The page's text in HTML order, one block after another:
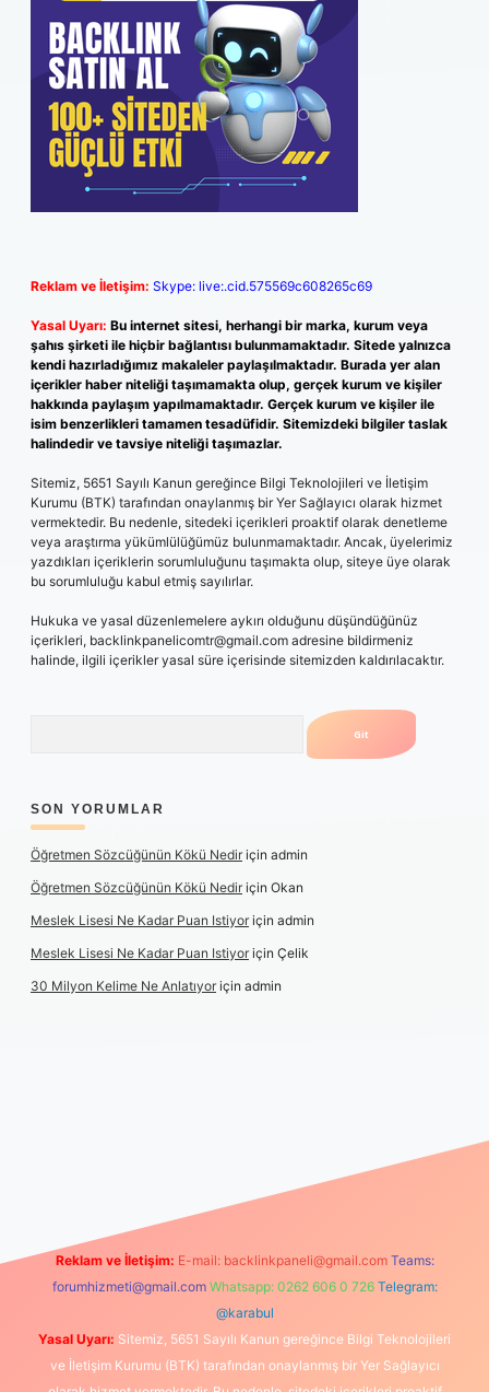
Reklam ve İletişim: Skype: live:.cid.575569c608265c69
Yasal Uyarı: Bu internet sitesi, herhangi bir marka, kurum veya
şahıs şirketi ile hiçbir bağlantısı bulunmamaktadır. Sitede yalnızca
kendi hazırladığımız makaleler paylaşılmaktadır. Burada yer alan
içerikler haber niteliği taşımamakta olup, gerçek kurum ve kişiler
hakkında paylaşım yapılmamaktadır. Gerçek kurum ve kişiler ile
isim benzerlikleri tamamen tesadüfidir. Sitemizdeki bilgiler taslak
halindedir ve tavsiye niteliği taşımazlar.
Sitemiz, 5651 Sayılı Kanun gereğince Bilgi Teknolojileri ve İletişim
Kurumu (BTK) tarafından onaylanmış bir Yer Sağlayıcı olarak hizmet
vermektedir. Bu nedenle, sitedeki içerikleri proaktif olarak denetleme
veya araştırma yükümlülüğümüz bulunmamaktadır. Ancak, üyelerimiz
yazdıkları içeriklerin sorumluluğunu taşımakta olup, siteye üye olarak
bu sorumluluğu kabul etmiş sayılırlar.
Hukuka ve yasal düzenlemelere aykırı olduğunu düşündüğünüz
içerikleri, backlinkpanelicomtr@gmail.com adresine bildirmeniz
halinde, ilgili içerikler yasal süre içerisinde sitemizden kaldırılacaktır.
SON YORUMLAR
Öğretmen Sözcüğünün Kökü Nediriçin admin
Öğretmen Sözcüğünün Kökü Nediriçin Okan
Meslek Lisesi Ne Kadar Puan Istiyoriçin admin
Meslek Lisesi Ne Kadar Puan Istiyoriçin Çelik
30 Milyon Kelime Ne Anlatıyoriçin admin
Reklam ve İletişim: E-mail: backlinkpaneli@gmail.com Teams:
forumhizmeti@gmail.com Whatsapp: 0262 606 0 726 Telegram:
@karabul
Yasal Uyarı: Sitemiz, 5651 Sayılı Kanun gereğince Bilgi Teknolojileri
ve İletişim Kurumu (BTK) tarafından onaylanmış bir Yer Sağlayıcı